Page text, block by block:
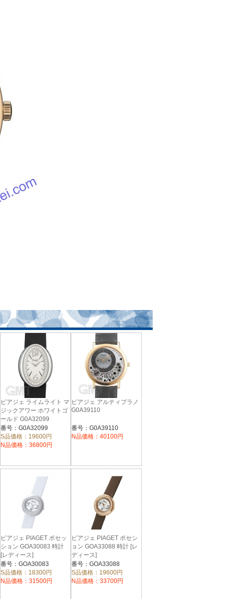
ピアジェ ライムライト マ
ジックアワー ホワイトゴ
ールド G0A32099
番号：G0A32099
S品価格：19600円
N品価格：36800円
ピアジェ アルティプラノ
G0A39110
番号：G0A39110
N品価格：40100円
ピアジェ PIAGET ポセッ
ション GOA30083 時計
[レディース]
番号：GOA30083
S品価格：18300円
N品価格：31500円
ピアジェ PIAGET ポセシ
ョン GOA33088 時計 [レ
ディース]
番号：GOA33088
S品価格：19600円
N品価格：33700円